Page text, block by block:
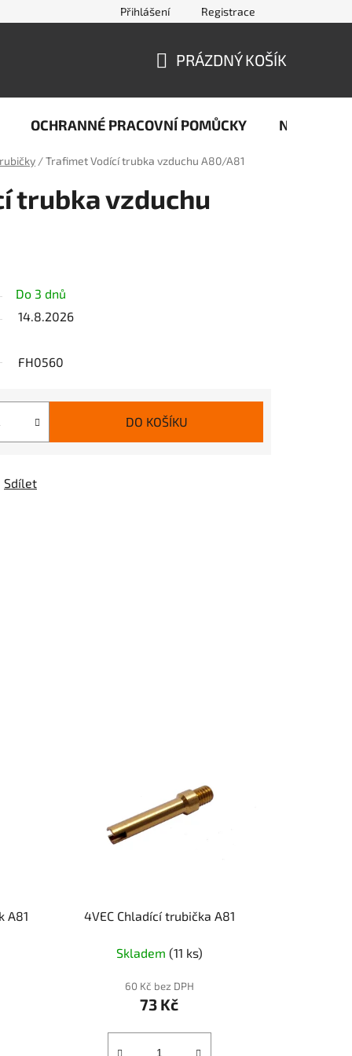
dotazy ze světa svařování Kontakty
Přihlášení Registrace
KOŠÍK
PRÁZDNÝ KOŠÍK
OCHRANNÉ PRACOVNÍ POMŮCKY Naše
/Trafimet Vodící trubka vzduchu A80/A81
trubka vzduchu
Do 3 dnů
14.8.2026
FH0560
DO KOŠÍKU
Sdílet
A81
4VEC Chladící trubička A81
Skladem (11 ks)
60 Kč bez DPH
73 Kč